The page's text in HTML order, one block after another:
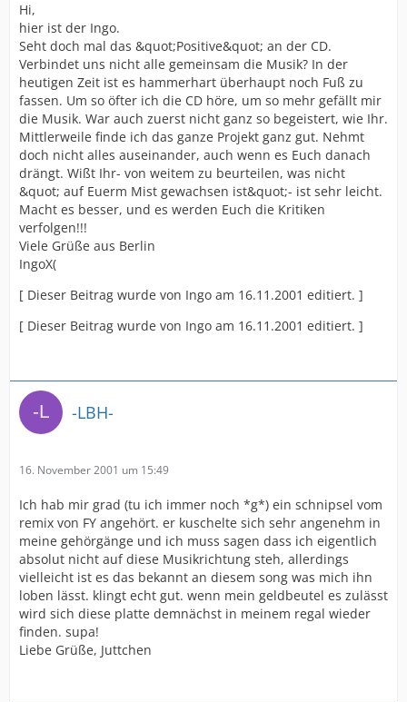
Hi,
hier ist der Ingo.
Seht doch mal das &quot;Positive&quot; an der CD.
Verbindet uns nicht alle gemeinsam die Musik? In der
heutigen Zeit ist es hammerhart überhaupt noch Fuß zu
fassen. Um so öfter ich die CD höre, um so mehr gefällt mir
die Musik. War auch zuerst nicht ganz so begeistert, wie Ihr.
Mittlerweile finde ich das ganze Projekt ganz gut. Nehmt
doch nicht alles auseinander, auch wenn es Euch danach
drängt. Wißt Ihr- von weitem zu beurteilen, was nicht
&quot; auf Euerm Mist gewachsen ist&quot;- ist sehr leicht.
Macht es besser, und es werden Euch die Kritiken
verfolgen!!!
Viele Grüße aus Berlin
IngoX(
[ Dieser Beitrag wurde von Ingo am 16.11.2001 editiert. ]
[ Dieser Beitrag wurde von Ingo am 16.11.2001 editiert. ]
-LBH-
16. November 2001 um 15:49
Ich hab mir grad (tu ich immer noch *g*) ein schnipsel vom
remix von FY angehört. er kuschelte sich sehr angenehm in
meine gehörgänge und ich muss sagen dass ich eigentlich
absolut nicht auf diese Musikrichtung steh, allerdings
vielleicht ist es das bekannt an diesem song was mich ihn
loben lässt. klingt echt gut. wenn mein geldbeutel es zulässt
wird sich diese platte demnächst in meinem regal wieder
finden. supa!
Liebe Grüße, Juttchen